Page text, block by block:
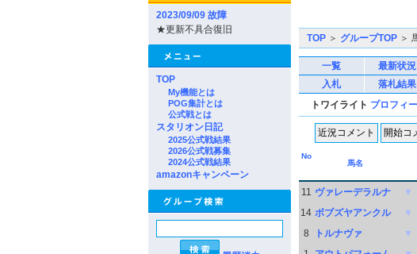
2023/09/09 故障
★更新不具合復旧
TOP
My機能とは
POG集計とは
公式戦とは
スタリオン日記
2025公式戦結果
2026公式戦募集
2024公式戦結果
amazonキャンペーン
TOP ＞ グループTOP ＞
一覧 最新状況
入札
落札結果
トワイライト プロフィ
No
馬名
11 ヴァレーデラルナ ▼
14 ボブズヤアンクル ▼
8 トルナヴァ ▼